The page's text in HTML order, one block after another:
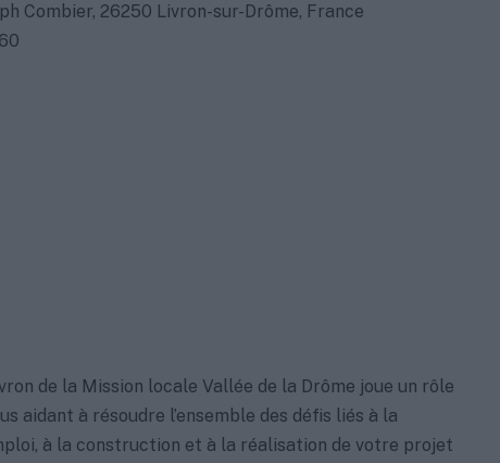
Combier, 26250 Livron-sur-Drôme, France
de la Mission locale Vallée de la Drôme joue un rôle
aidant à résoudre l’ensemble des défis liés à la
à la construction et à la réalisation de votre projet